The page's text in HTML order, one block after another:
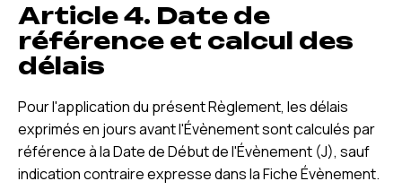
Article 4. Date de
référence et calcul des
délais
Pour l'application du présent Règlement, les délais
exprimés en jours avant l'Évènement sont calculés par
référence à la Date de Début de l'Évènement (J), sauf
indication contraire expresse dans la Fiche Évènement.